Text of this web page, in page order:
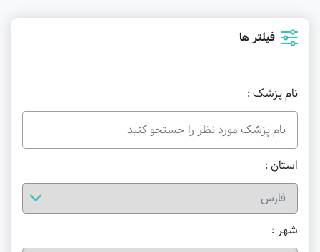
فیلتر ها
نام پزشک :
استان :
شهر :